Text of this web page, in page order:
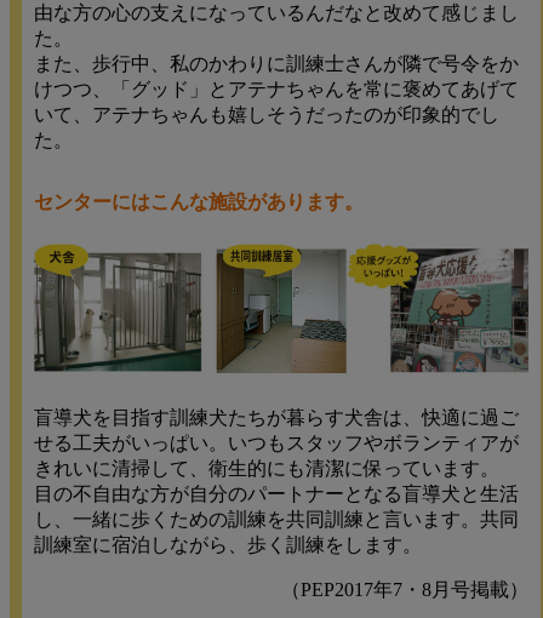
由な方の心の支えになっているんだなと改めて感じまし
た。
また、歩行中、私のかわりに訓練士さんが隣で号令をか
けつつ、「グッド」とアテナちゃんを常に褒めてあげて
いて、アテナちゃんも嬉しそうだったのが印象的でし
た。
センターにはこんな施設があります。
盲導犬を目指す訓練犬たちが暮らす犬舎は、快適に過ご
せる工夫がいっぱい。いつもスタッフやボランティアが
きれいに清掃して、衛生的にも清潔に保っています。
目の不自由な方が自分のパートナーとなる盲導犬と生活
し、一緒に歩くための訓練を共同訓練と言います。共同
訓練室に宿泊しながら、歩く訓練をします。
（PEP2017年7・8月号掲載）